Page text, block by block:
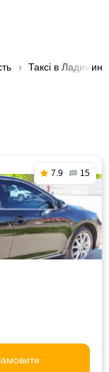
Таксі в Ладижині
7.9 15